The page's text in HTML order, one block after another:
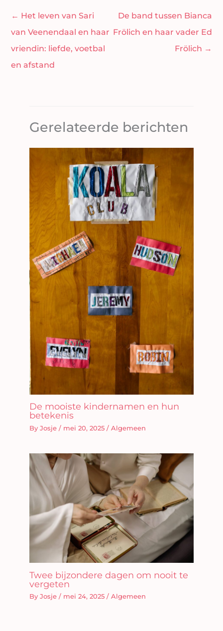
← Het leven van Sari
van Veenendaal en haar
vriendin: liefde, voetbal
en afstand
De band tussen Bianca
Frölich en haar vader Ed
Frölich →
Gerelateerde berichten
De mooiste kindernamen en hun
betekenis
By Josje / mei 20, 2025 / Algemeen
Twee bijzondere dagen om nooit te
vergeten
By Josje / mei 24, 2025 / Algemeen